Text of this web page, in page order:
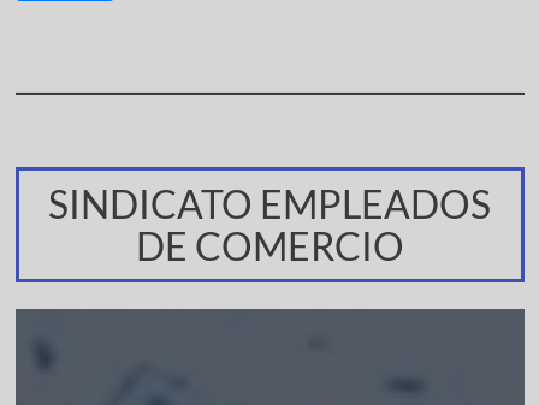
SINDICATO EMPLEADOS
DE COMERCIO